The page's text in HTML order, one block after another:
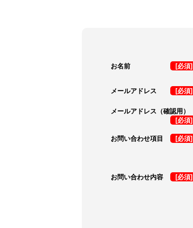
お名前 [必須]
メールアドレス [必須]
メールアドレス（確認用）
[必須]
お問い合わせ項目
[必須]
お問い合わせ内容 [必須]